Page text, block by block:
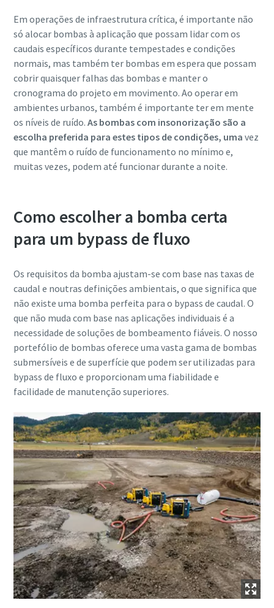
Em operações de infraestrutura crítica, é importante não
só alocar bombas à aplicação que possam lidar com os
caudais específicos durante tempestades e condições
normais, mas também ter bombas em espera que possam
cobrir quaisquer falhas das bombas e manter o
cronograma do projeto em movimento. Ao operar em
ambientes urbanos, também é importante ter em mente
os níveis de ruído. As bombas com insonorização são a
escolha preferida para estes tipos de condições, uma vez
que mantêm o ruído de funcionamento no mínimo e,
muitas vezes, podem até funcionar durante a noite.
Como escolher a bomba certa
para um bypass de fluxo
Os requisitos da bomba ajustam-se com base nas taxas de
caudal e noutras definições ambientais, o que significa que
não existe uma bomba perfeita para o bypass de caudal. O
que não muda com base nas aplicações individuais é a
necessidade de soluções de bombeamento fiáveis. O nosso
portefólio de bombas oferece uma vasta gama de bombas
submersíveis e de superfície que podem ser utilizadas para
bypass de fluxo e proporcionam uma fiabilidade e
facilidade de manutenção superiores.